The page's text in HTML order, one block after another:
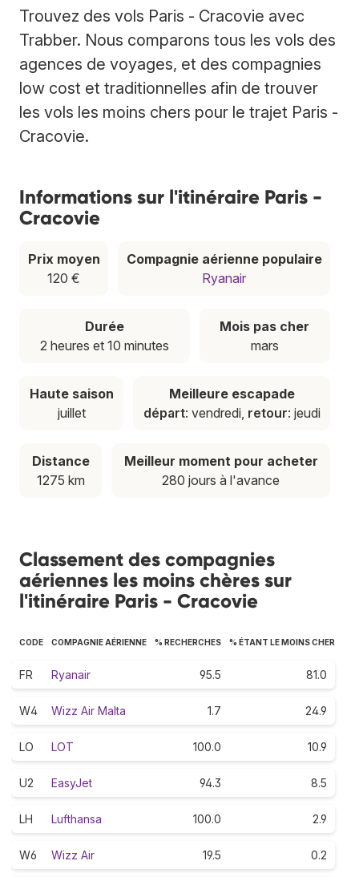
Trouvez des vols Paris - Cracovie avec
Trabber. Nous comparons tous les vols des
agences de voyages, et des compagnies
low cost et traditionnelles afin de trouver
les vols les moins chers pour le trajet Paris -
Cracovie.
Informations sur l'itinéraire Paris -
Cracovie
Prix moyen
120 €
Compagnie aérienne populaire
Ryanair
Durée
2 heures et 10 minutes
Mois pas cher
mars
Haute saison
juillet
Meilleure escapade
départ: vendredi, retour: jeudi
Distance
1275 km
Meilleur moment pour acheter
280 jours à l'avance
Classement des compagnies
aériennes les moins chères sur
l'itinéraire Paris - Cracovie
CODE COMPAGNIE AÉRIENNE % RECHERCHES % ÉTANT LE MOINS CHER
FR Ryanair 95.5 81.0
W4 Wizz Air Malta 1.7 24.9
LO LOT 100.0 10.9
U2 EasyJet 94.3 8.5
LH Lufthansa 100.0 2.9
W6 Wizz Air 19.5 0.2